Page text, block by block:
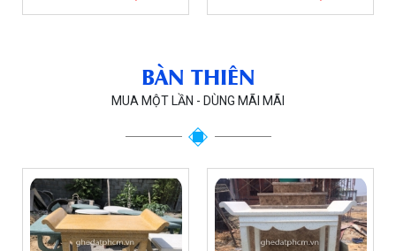
BÀN THIÊN
MUA MỘT LẦN - DÙNG MÃI MÃI